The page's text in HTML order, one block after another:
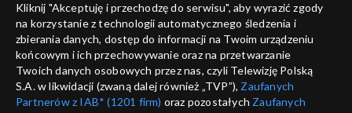
Miłość i nadzieja
odc. 227
Miłość i nadzieja
odc. 226
Kliknij "Akceptuję i przechodzę do serwisu", aby wyrazić zgody
na korzystanie z technologii automatycznego śledzenia i
zbierania danych, dostęp do informacji na Twoim urządzeniu
końcowym i ich przechowywanie oraz na przetwarzanie
Twoich danych osobowych przez nas, czyli Telewizję Polską
S.A. w likwidacji (zwaną dalej również „TVP”), Zaufanych
Partnerów z IAB* (1201 firm) oraz pozostałych Zaufanych